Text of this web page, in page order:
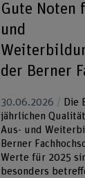
Gute Noten
und
der Berner
30.06.2026
Die
jährlichen
Aus- und
Berner
Werte für 2025
besonders